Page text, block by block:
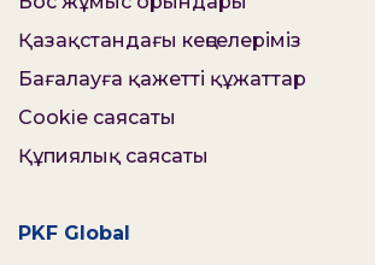
Қазақстандағы кеңселеріміз
Бағалауға қажетті құжаттар
Cookie саясаты
Құпиялық саясаты
PKF Global